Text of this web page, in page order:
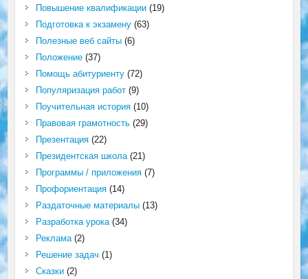
Повышение квалификации(19)
Подготовка к экзамену(63)
Полезные веб сайты(6)
Положение(37)
Помощь абитуриенту(72)
Популяризация работ(9)
Поучительная история(10)
Правовая грамотность(29)
Презентация(22)
Президентская школа(21)
Программы / приложения(7)
Профориентация(14)
Раздаточные материалы(13)
Разработка урока(34)
Реклама(2)
Решение задач (1)
Сказки(2)